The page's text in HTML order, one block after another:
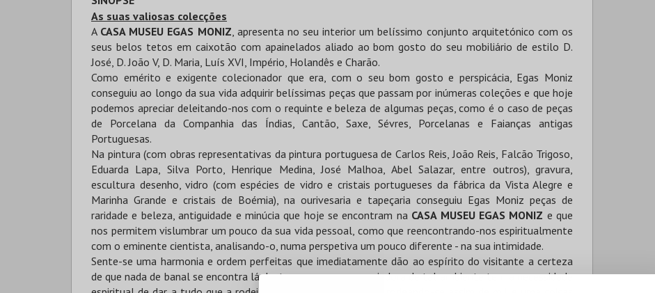
As suas valiosas colecções
A CASA MUSEU EGAS MONIZ, apresenta no seu interior um belíssimo conjunto arquitetónico com os
seus belos tetos em caixotão com apainelados aliado ao bom gosto do seu mobiliário de estilo D.
José, D. João V, D. Maria, Luís XVI, Império, Holandês e Charão.
Como emérito e exigente colecionador que era, com o seu bom gosto e perspicácia, Egas Moniz
conseguiu ao longo da sua vida adquirir belíssimas peças que passam por inúmeras coleções e que hoje
podemos apreciar deleitando-nos com o requinte e beleza de algumas peças, como é o caso de peças
de Porcelana da Companhia das Índias, Cantão, Saxe, Sévres, Porcelanas e Faianças antigas
Portuguesas.
Na pintura (com obras representativas da pintura portuguesa de Carlos Reis, João Reis, Falcão Trigoso,
Eduarda Lapa, Silva Porto, Henrique Medina, José Malhoa, Abel Salazar, entre outros), gravura,
escultura desenho, vidro (com espécies de vidro e cristais portugueses da fábrica da Vista Alegre e
Marinha Grande e cristais de Boémia), na ourivesaria e tapeçaria conseguiu Egas Moniz peças de
raridade e beleza, antiguidade e minúcia que hoje se encontram na CASA MUSEU EGAS MONIZ e que
nos permitem vislumbrar um pouco da sua vida pessoal, como que reencontrando-nos espiritualmente
com o eminente cientista, analisando-o, numa perspetiva um pouco diferente - na sua intimidade.
Sente-se uma harmonia e ordem perfeitas que imediatamente dão ao espírito do visitante a certeza
de que nada de banal se encontra lá dentro e que a pessoa criadora de tal ambiente tem a necessidade